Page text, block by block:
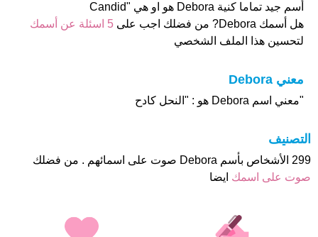
أسم جيد تماما كنية Debora هو او هي "Candid
هل أسمك Debora? من فضلك اجب على
5 اسئلة عن أسمك
لتحسين هذا الملف الشخصي
معني Debora
"معني اسم Debora هو : "النحل كادح
التصنيف
299 الأشخاص بأسم Debora صوت على اسمائهم . من فضلك
صوت على اسمك ايضا